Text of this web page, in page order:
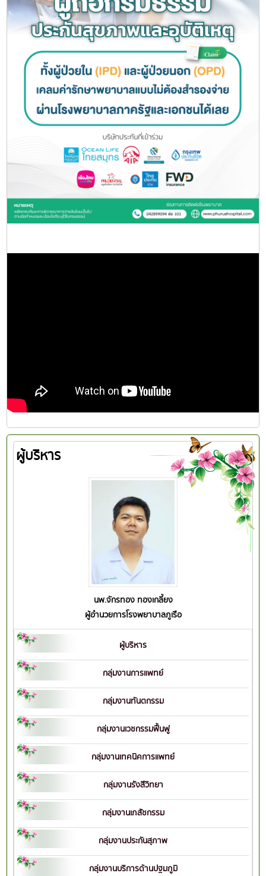
ผู้บริหาร
นพ.จักรทอง ทองเกลี้ยง
ผู้อำนวยการโรงพยาบาลภูเรือ
ผู้บริหาร
กลุ่มงานการแพทย์
กลุ่มงานทันตกรรม
กลุ่มงานเวชกรรมฟื้นฟู
กลุ่มงานเทคนิคการแพทย์
กลุ่มงานรังสีวิทยา
กลุ่มงานเภสัชกรรม
กลุ่มงานประกันสุภาพ
กลุ่มงานบริการด้านปฐมภูมิ